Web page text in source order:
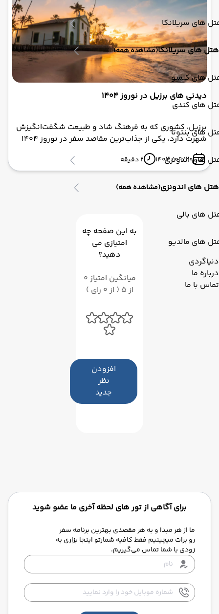
های سریلانکا
هتل های سریلانکا(مشاهده همه)
های کلمبو
های کندی
های بنتوتا
های اندونزی
هتل های اندونزی(مشاهده همه)
های بالی
های مالدیو
دنیاگردی
درباره ما
تماس با ما
برزیل با ابرآسا پرواز، بهترین راه‌های تجربه این بهشت
گرمسیری را بررسی خواهیم کرد.
دیدنی های برزیل در نوروز 1404
برزیل، کشوری که به فرهنگ شاد و طبیعت شگفت‌انگیزش
شهرت دارد، یکی از جذاب‌ترین مقاصد سفر در نوروز 1404
است. این کشور پهناور با تنوع فوق‌العاده در مناظر طبیعی،
جشن‌های رنگارنگ و غذاهای خوشمزه، گردشگران را از
سراسر دنیا جذب می‌کند. اگر به دنبال سفری
فراموش‌نشدنی هستید، تور برزیل با ابرآسا پرواز انتخابی
1403/09/20 2 دقیقه
به این صفحه چه
امتیازی می
دهید؟
میانگین امتیاز 0
از 5 ( از 0 رای )
افزودن
نظر
جدید
برای آگاهی از تور های لحظه آخری ما عضو شوید
ما از هر مبدا و به هر مقصدی بهترین برنامه سفر
رو برات میچینیم فقط کافیه شمارتو اینجا بزاری به
زودی با شما تماس می‌گیریم.